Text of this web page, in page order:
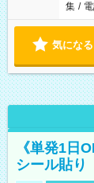
集 /
気になる
《単発1日
シール貼り